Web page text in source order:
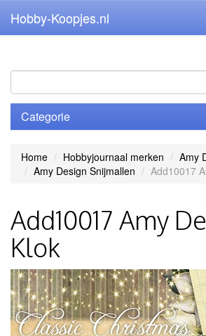
Hobby-Koopjes.nl
Categorie
Home Hobbyjournaal merken
Amy
Amy Design Snijmallen
Add10017
Add10017 Amy
Klok